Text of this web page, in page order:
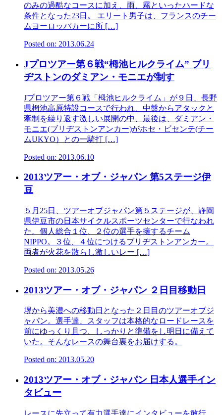
のみの過酷なコースに加え、雨、霧といったハードな
条件となった23日。 エリート男子は、フランスのチー
ムヨーロッパカーに所 […]
Posted on: 2013.06.24
Jプロツアー第６戦“栂池ヒルクライム” ブリ
ヂストンのダミアン・モニエが制す
Jプロツアー第６戦「栂池ヒルクライム」が９日、長野
県栂池高原特設コースで行われ、中盤からアタックと
牽制を繰り返す激しい展開の中、最後は、ダミアン・
モニエ(ブリヂストンアンカー)がホセ・ビセンテ(チー
ムUKYO）との一騎打 […]
Posted on: 2013.06.10
2013ツアー・オブ・ジャパン 第5ステージ伊
豆
５月25日、ツアーオブジャパン第５ステージが、静岡
県伊豆市の日本サイクルスポーツセンターで行なわれ
た。個人総合１位、２位の選手を擁するチーム
NIPPO。３位、４位につけるブリヂストンアンカー。
両者が火花を散らし激しいレー […]
Posted on: 2013.05.26
2013ツアー・オブ・ジャパン ２日目移動日
堺から美濃への移動日となった２日目のツアーオブジ
ャパン。選手達、スタッフは本格的なロードレースを
前にゆっくり且つ、しっかりと準備をし明日に備えて
いた。そんなレースの舞台裏をお届けする。
Posted on: 2013.05.20
2013ツアー・オブ・ジャパン 日本人選手イン
タビュー
レースに先立って有力選手達にインタビューを敢行。